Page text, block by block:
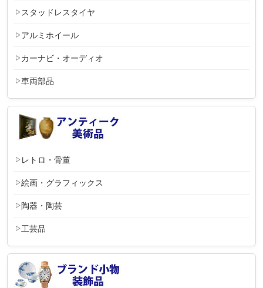
スタッドレスタイヤ
アルミホイール
カーナビ・オーディオ
車両部品
レトロ・骨董
絵画・グラフィックス
陶器・陶芸
工芸品